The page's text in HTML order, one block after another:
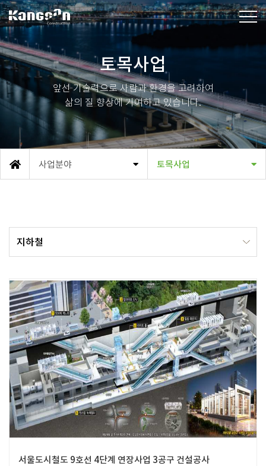
강산건설(주)
토목사업
앞선 기술력으로 사람과 환경을 고려하여
삶의 질 향상에 기여하고 있습니다.
메인 사업분야 토목사업
지하철
서울도시철도 9호선 4단계 연장사업 3공구 건설공사